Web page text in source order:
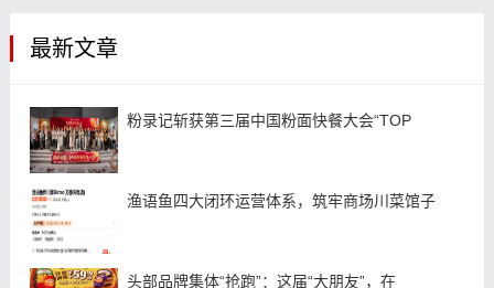
最新文章
粉录记斩获第三届中国粉面快餐大会“TOP
渔语鱼四大闭环运营体系，筑牢商场川菜馆子
头部品牌集体“抢跑”：这届“大朋友”，在